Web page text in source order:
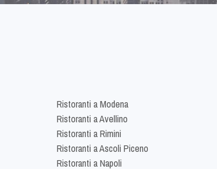
Ristoranti a Modena
Ristoranti a Avellino
Ristoranti a Rimini
Ristoranti a Ascoli Piceno
Ristoranti a Napoli